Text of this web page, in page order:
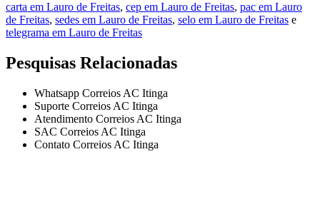
carta em Lauro de Freitas, cep em Lauro de Freitas, pac em Lauro
de Freitas, sedes em Lauro de Freitas, selo em Lauro de Freitas e
telegrama em Lauro de Freitas
Pesquisas Relacionadas
Whatsapp Correios AC Itinga
Suporte Correios AC Itinga
Atendimento Correios AC Itinga
SAC Correios AC Itinga
Contato Correios AC Itinga